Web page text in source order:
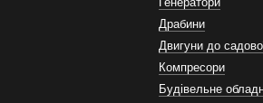
Драбини
Двигуни до
Компресори
Будівельне